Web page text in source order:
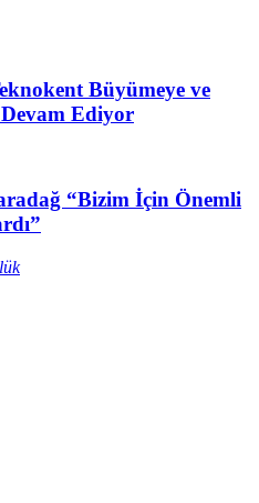
Büyümeye ve
Devam Ediyor
“Bizim İçin Önemli